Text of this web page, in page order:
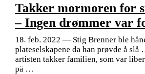
Takker mormoren for
– Ingen drømmer var
18. feb. 2022 — Stig Brenner ble
plateselskapene da han prøvde å
artisten takker familien, som var
på …